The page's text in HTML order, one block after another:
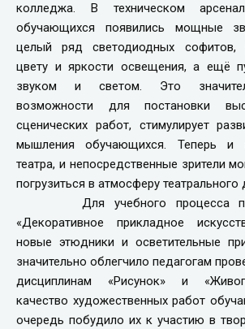
колледжа. В техническом
обучающихся появились мощные
целый ряд светодиодных софитов,
цвету и яркости освещения, а ещё
звуком и светом. Это
возможности для постановки
сценических работ, стимулирует
мышления обучающихся. Теперь и
театра, и непосредственные зрители
погрузиться в атмосферу театрального
Для учебного процесса по
«Декоративное прикладное
новые этюдники и осветительные
значительно облегчило педагогам
дисциплинам «Рисунок» и
качество художественных работ
очередь побудило их к участию в